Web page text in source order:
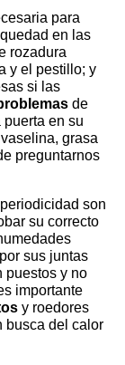
para
en las
rozadura
y el pestillo; y
si las
de
en su
grasa
preguntarnos
son
su correcto
sus juntas
puestos y no
importante
y roedores
busca del calor